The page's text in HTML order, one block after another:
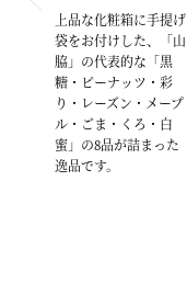
上品な化粧箱に手提げ
袋をお付けした、「山
脇」の代表的な「黒
糖・ピーナッツ・彩
り・レーズン・メープ
ル・ごま・くろ・白
蜜」の8品が詰まった
逸品です。